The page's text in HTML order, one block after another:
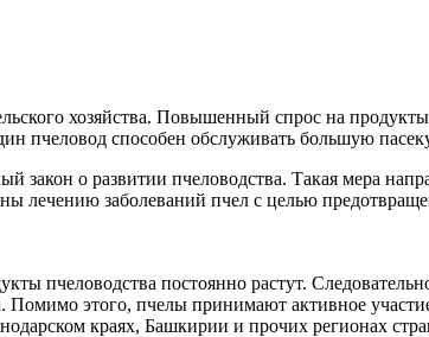
хозяйства. Повышенный спрос на
пчеловод способен обслуживать большую
закон о развитии пчеловодства. Такая мера
лечению заболеваний пчел с целью
пчеловодства постоянно растут.
Помимо этого, пчелы принимают активное
краях, Башкирии и прочих регионах